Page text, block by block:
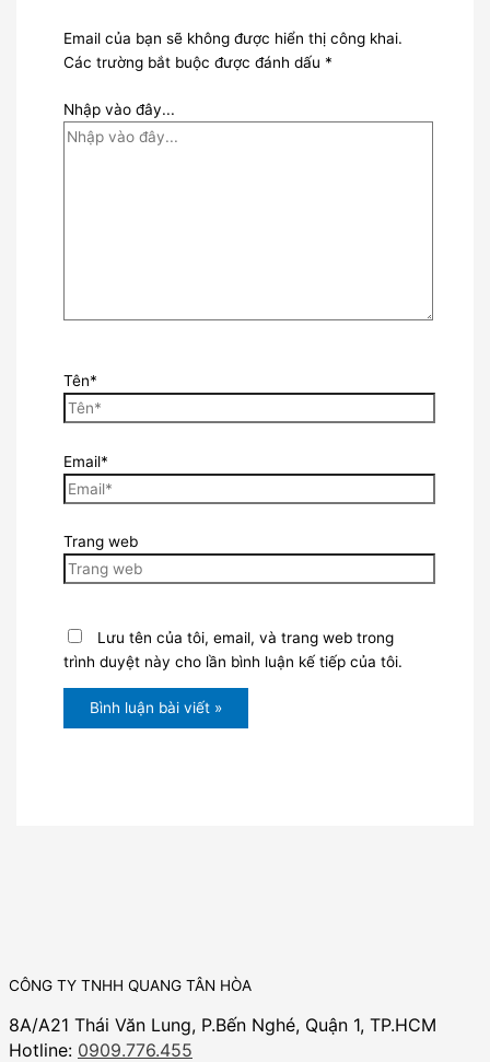
Email của bạn sẽ không được hiển thị công khai.
Các trường bắt buộc được đánh dấu *
Nhập vào đây...
Tên*
Email*
Trang web
Lưu tên của tôi, email, và trang web trong
trình duyệt này cho lần bình luận kế tiếp của tôi.
CÔNG TY TNHH QUANG TÂN HÒA
8A/A21 Thái Văn Lung, P.Bến Nghé, Quận 1, TP.HCM
Hotline: 0909.776.455